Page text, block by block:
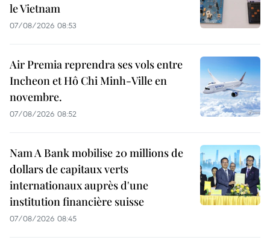
le Vietnam
07/08/2026 08:53
Air Premia reprendra ses vols entre
Incheon et Hô Chi Minh-Ville en
novembre.
07/08/2026 08:52
Nam A Bank mobilise 20 millions de
dollars de capitaux verts
internationaux auprès d'une
institution financière suisse
07/08/2026 08:45